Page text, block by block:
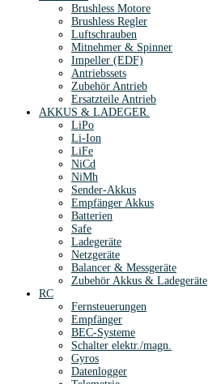
Brushless Motore
Brushless Regler
Luftschrauben
Mitnehmer & Spinner
Impeller (EDF)
Antriebssets
Zubehör Antrieb
Ersatzteile Antrieb
AKKUS & LADEGER.
LiPo
Li-Ion
LiFe
NiCd
NiMh
Sender-Akkus
Empfänger Akkus
Batterien
Safe
Ladegeräte
Netzgeräte
Balancer & Messgeräte
Zubehör Akkus & Ladegeräte
RC
Fernsteuerungen
Empfänger
BEC-Systeme
Schalter elektr./magn.
Gyros
Datenlogger